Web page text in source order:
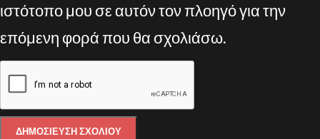
ιστότοπο μου σε αυτόν τον πλοηγό για την
επόμενη φορά που θα σχολιάσω.